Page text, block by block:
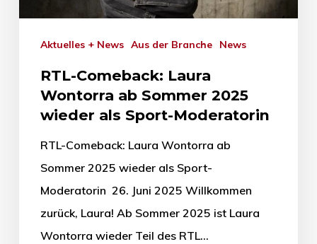
Aktuelles + News Aus der Branche News
RTL-Comeback: Laura
Wontorra ab Sommer 2025
wieder als Sport-Moderatorin
RTL-Comeback: Laura Wontorra ab
Sommer 2025 wieder als Sport-
Moderatorin 26. Juni 2025 Willkommen
zurück, Laura! Ab Sommer 2025 ist Laura
Wontorra wieder Teil des RTL…